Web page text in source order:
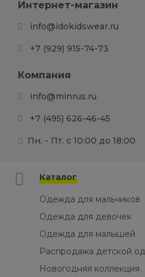
Интернет-магазин
info@idokidswear.ru
+7 (929) 915-74-73
Компания
info@minrus.ru
+7 (495) 626-46-45
Пн. - Пт. с 10:00 до 18:00
Каталог
Одежда для мальчиков
Одежда для девочек
Одежда для малышей
Распродажа детской
Новогодняя коллекция